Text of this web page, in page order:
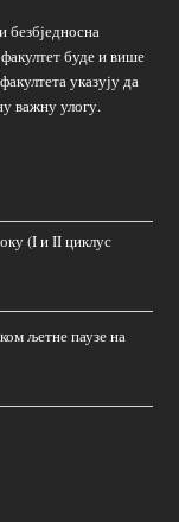
безбједносна
факултет буде и више
указују да
важну улогу.
(I и II циклус
љетне паузе на